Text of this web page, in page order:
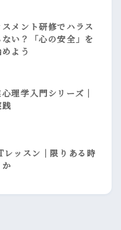
スメント研修でハラス
い？「心の安全」を
よう
理学入門シリーズ｜
レッスン｜限りある時